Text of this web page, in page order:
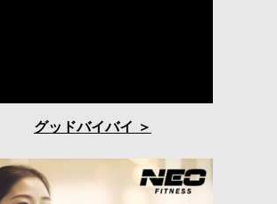
グッドバイバイ